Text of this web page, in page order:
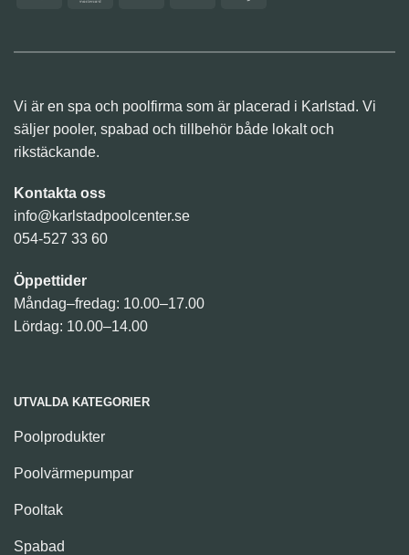
Vi är en spa och poolfirma som är placerad i Karlstad. Vi
säljer pooler, spabad och tillbehör både lokalt och
rikstäckande.
Kontakta oss
info@karlstadpoolcenter.se
054-527 33 60
Öppettider
Måndag–fredag: 10.00–17.00
Lördag: 10.00–14.00
UTVALDA KATEGORIER
Poolprodukter
Poolvärmepumpar
Pooltak
Spabad